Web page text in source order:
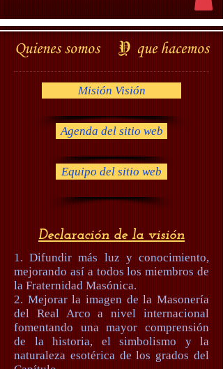
Quienes somos Y que hacemos
Misión Visión
Agenda del sitio web
Equipo del sitio web
Declaración de la visión
1. Difundir más luz y conocimiento,
mejorando así a todos los miembros de
la Fraternidad Masónica.
2. Mejorar la imagen de la Masonería
del Real Arco a nivel internacional
fomentando una mayor comprensión
de la historia, el simbolismo y la
naturaleza esotérica de los grados del